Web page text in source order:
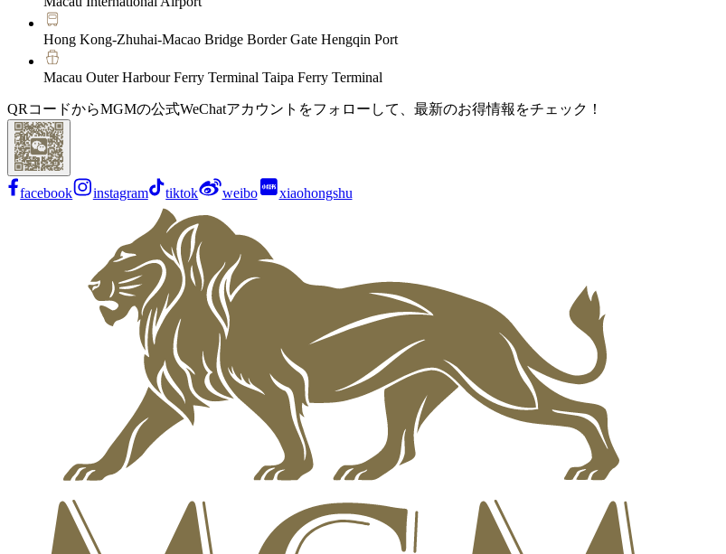
Hong Kong-Zhuhai-Macao Bridge Border Gate Hengqin Port
Macau Outer Harbour Ferry Terminal Taipa Ferry Terminal
QRコードからMGMの公式WeChatアカウントをフォローして、最新のお得情報をチェック！
facebook instagram tiktok weibo xiaohongshu